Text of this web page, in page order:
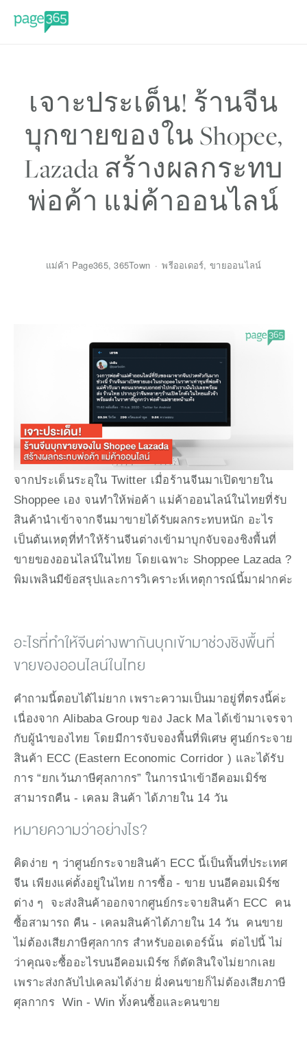
เจาะประเด็น! ร้านจีน
บุกขายของใน Shopee,
Lazada สร้างผลกระทบ
พ่อค้า แม่ค้าออนไลน์
จากประเด็นระอุใน Twitter เมื่อร้านจีนมาเปิดขายใน
Shoppee เอง จนทำให้พ่อค้า แม่ค้าออนไลน์ในไทยที่รับ
สินค้านำเข้าจากจีนมาขายได้รับผลกระทบหนัก อะไร
เป็นต้นเหตุที่ทำให้ร้านจีนต่างเข้ามาบุกจับจองชิงพื้นที่
ขายของออนไลน์ในไทย โดยเฉพาะ Shoppee Lazada ?
พิมเพลินมีข้อสรุปและการวิเคราะห์เหตุการณ์นี้มาฝากค่ะ
อะไรที่ทำให้จีนต่างพากันบุกเข้ามาช่วงชิงพื้นที่
ขายของออนไลน์ในไทย
คำถามนี้ตอบได้ไม่ยาก เพราะความเป็นมาอยู่ที่ตรงนี้ค่ะ
เนื่องจาก Alibaba Group ของ Jack Ma ได้เข้ามาเจรจา
กับผู้นำของไทย โดยมีการจับจองพื้นที่พิเศษ ศูนย์กระจาย
สินค้า ECC (Eastern Economic Corridor ) และได้รับ
การ “ยกเว้นภาษีศุลกากร” ในการนำเข้าอีคอมเมิร์ซ
สามารถคืน - เคลม สินค้า ได้ภายใน 14 วัน
หมายความว่าอย่างไร?
คิดง่าย ๆ ว่าศูนย์กระจายสินค้า ECC นี้เป็นพื้นที่ประเทศ
จีน เพียงแค่ตั้งอยู่ในไทย การซื้อ - ขาย บนอีคอมเมิร์ซ
ต่าง ๆ  จะส่งสินค้าออกจากศูนย์กระจายสินค้า ECC  คน
ซื้อสามารถ คืน - เคลมสินค้าได้ภายใน 14 วัน  คนขาย
ไม่ต้องเสียภาษีศุลกากร สำหรับออเดอร์นั้น  ต่อไปนี้ ไม่
ว่าคุณจะซื้ออะไรบนอีคอมเมิร์ซ ก็ตัดสินใจไม่ยากเลย
เพราะส่งกลับไปเคลมได้ง่าย ฝั่งคนขายก็ไม่ต้องเสียภาษี
ศุลกากร  Win - Win ทั้งคนซื้อและคนขาย
แม่ค้า Page365,365Town พรีออเดอร์,ขายออนไลน์